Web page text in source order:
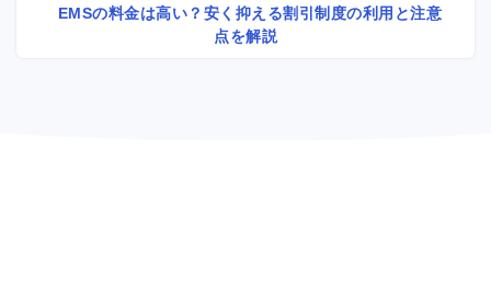
EMSの料金は高い？安く抑える割引制度の利用と注意
点を解説